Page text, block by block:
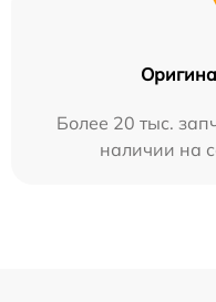
Более 20 тыс.
наличии на